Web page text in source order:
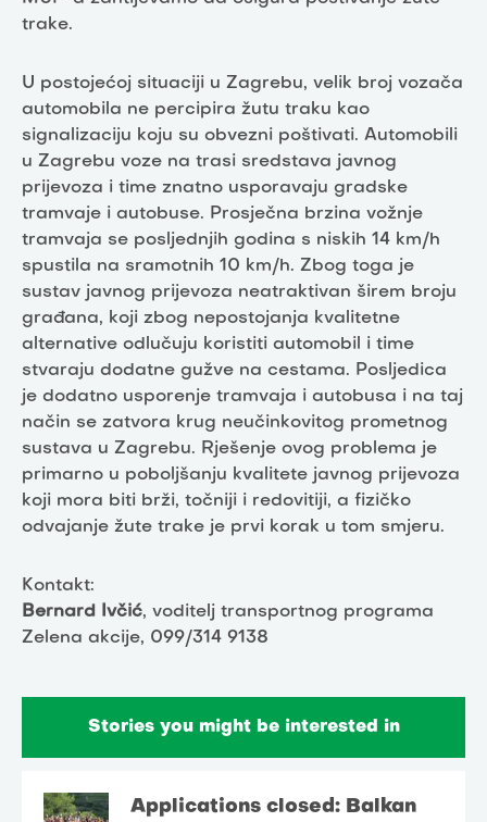
trake.
U postojećoj situaciji u Zagrebu, velik broj vozača
automobila ne percipira žutu traku kao
signalizaciju koju su obvezni poštivati. Automobili
u Zagrebu voze na trasi sredstava javnog
prijevoza i time znatno usporavaju gradske
tramvaje i autobuse. Prosječna brzina vožnje
tramvaja se posljednjih godina s niskih 14 km/h
spustila na sramotnih 10 km/h. Zbog toga je
sustav javnog prijevoza neatraktivan širem broju
građana, koji zbog nepostojanja kvalitetne
alternative odlučuju koristiti automobil i time
stvaraju dodatne gužve na cestama. Posljedica
je dodatno usporenje tramvaja i autobusa i na taj
način se zatvora krug neučinkovitog prometnog
sustava u Zagrebu. Rješenje ovog problema je
primarno u poboljšanju kvalitete javnog prijevoza
koji mora biti brži, točniji i redovitiji, a fizičko
odvajanje žute trake je prvi korak u tom smjeru.
Kontakt:
Bernard Ivčić, voditelj transportnog programa
Zelena akcije, 099/314 9138
Stories you might be interested in
Applications closed: Balkan